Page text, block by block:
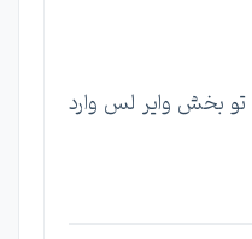
تو بخش وایر لس وارد